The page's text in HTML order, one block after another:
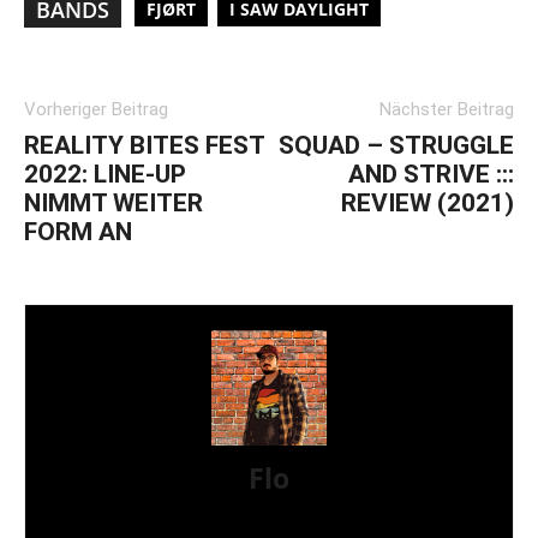
BANDS FJØRT I SAW DAYLIGHT
Vorheriger Beitrag
REALITY BITES FEST
2022: LINE-UP
NIMMT WEITER
FORM AN
Nächster Beitrag
SQUAD – STRUGGLE
AND STRIVE :::
REVIEW (2021)
Flo